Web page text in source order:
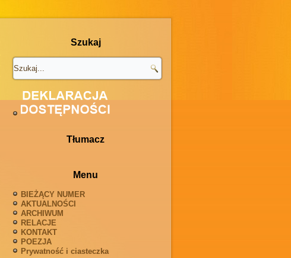
Szukaj
Tłumacz
Menu
BIEŻĄCY NUMER
AKTUALNOŚCI
ARCHIWUM
RELACJE
KONTAKT
POEZJA
Prywatność i ciasteczka